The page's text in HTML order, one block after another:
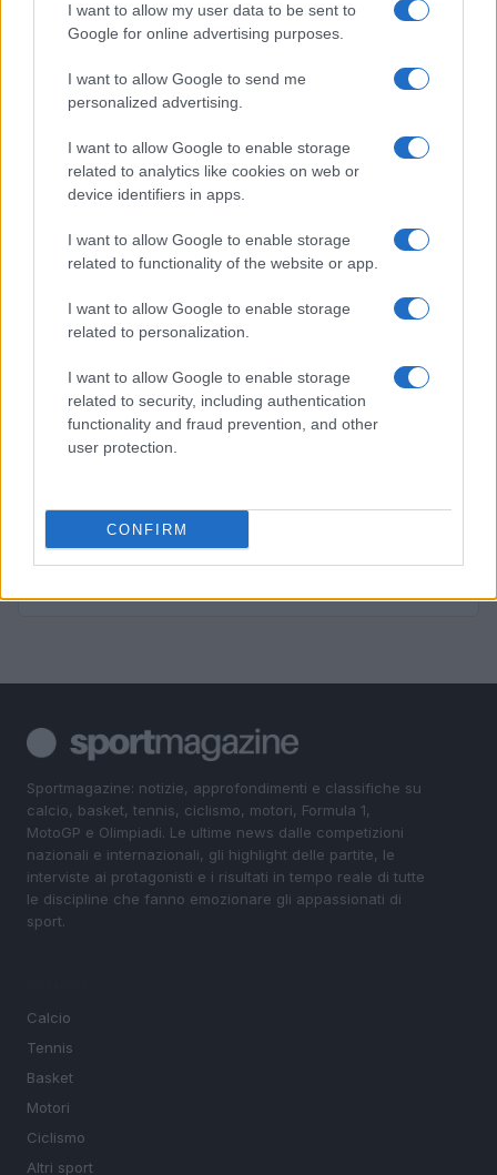
I want to allow my user data to be sent to
Google for online advertising purposes.
I want to allow Google to send me
personalized advertising.
I want to allow Google to enable storage
related to analytics like cookies on web or
device identifiers in apps.
I want to allow Google to enable storage
related to functionality of the website or app.
I want to allow Google to enable storage
related to personalization.
I want to allow Google to enable storage
related to security, including authentication
functionality and fraud prevention, and other
user protection.
CONFIRM
attenzione sana
Francesca Lombardi · 1 Ago 2026
PIÙ LETTI
XPENG Partner del Teatro del Silenzio 2026: Veicoli
Elettrici e Musica in Sinfonia
Scoperte carcasse di moto e motori in container
destinati al Senegal
Muniain brilla in maglia blu e granata.
sconfitto il Rayo ai rigori.
5 Palinsesti Sky 2026-2027: calendario completo tra
Sportmagazine: notizie, approfondimenti e classifiche su
calcio, basket, tennis, ciclismo, motori, Formula 1,
MotoGP e Olimpiadi. Le ultime news dalle competizioni
nazionali e internazionali, gli highlight delle partite, le
interviste ai protagonisti e i risultati in tempo reale di tutte
le discipline che fanno emozionare gli appassionati di
sport.
Calcio
Tennis
Basket
Motori
Ciclismo
Altri sport